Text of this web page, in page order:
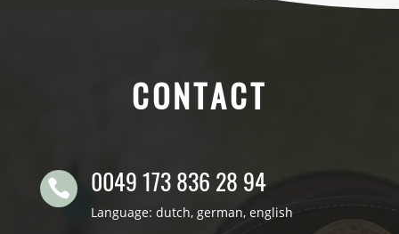
CONTACT
 0049 173 836 28 94
Language: dutch, german, english